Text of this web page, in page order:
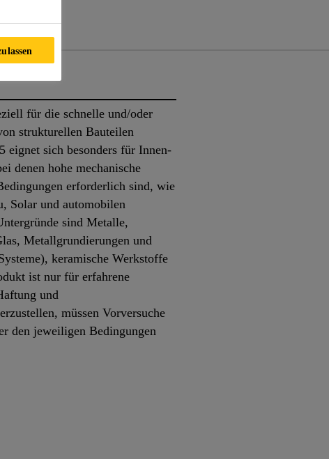
für die schnelle und/oder
strukturellen Bauteilen
sich besonders für Innen-
denen hohe mechanische
erforderlich sind, wie
Solar und automobilen
sind Metalle,
Metallgrundierungen und
keramische Werkstoffe
ist nur für erfahrene
und
müssen Vorversuche
den jeweiligen Bedingungen